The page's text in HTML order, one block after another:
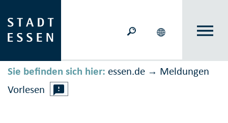
Sie befinden sich hier: essen.de → Meldungen
Vorlesen